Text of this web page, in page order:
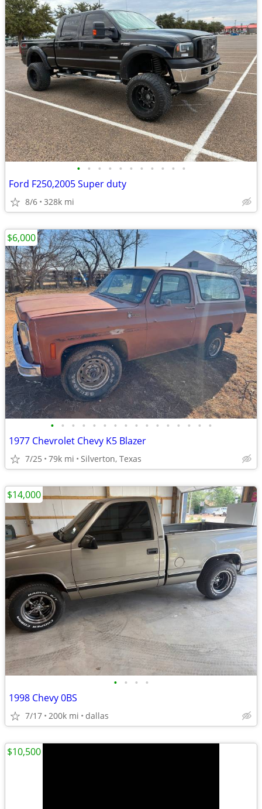
• • • • • • • • • • •
Ford F250,2005 Super duty
8/6 328k mi
• • • • • • • • • • • • • • • •
1977 Chevrolet Chevy K5 Blazer
7/25 79k mi Silverton, Texas
$6,000
• • • •
1998 Chevy 0BS
7/17 200k mi dallas
$14,000
$10,500